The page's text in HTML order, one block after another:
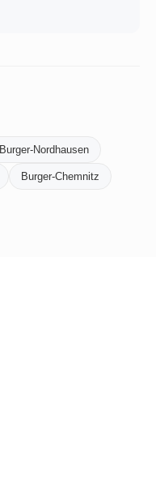
Burger-Nordhausen
Burger-Chemnitz